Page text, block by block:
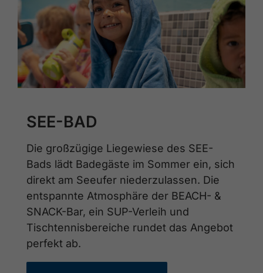
SEE-BAD
Die großzügige Liegewiese des SEE-
Bads lädt Badegäste im Sommer ein, sich
direkt am Seeufer niederzulassen. Die
entspannte Atmosphäre der BEACH- &
SNACK-Bar, ein SUP-Verleih und
Tischtennisbereiche rundet das Angebot
perfekt ab.